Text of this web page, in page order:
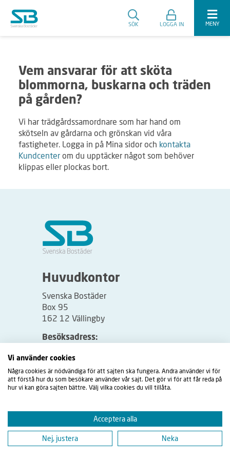
SÖK LOGGA IN MENY
Vem ansvarar för att sköta
blommorna, buskarna och träden
på gården?
Vi har trädgårdssamordnare som har hand om
skötseln av gårdarna och grönskan vid våra
fastigheter. Logga in på Mina sidor och kontakta
Kundcenter om du upptäcker något som behöver
klippas eller plockas bort.
Huvudkontor
Svenska Bostäder
Box 95
162 12 Vällingby
Besöksadress:
Vi använder cookies
Några cookies är nödvändiga för att sajten ska fungera. Andra använder vi för
att förstå hur du som besökare använder vår sajt. Det gör vi för att får reda på
hur vi kan göra sajten bättre. Välj vilka cookies du vill tillåta.
Acceptera alla
Nej, justera Neka